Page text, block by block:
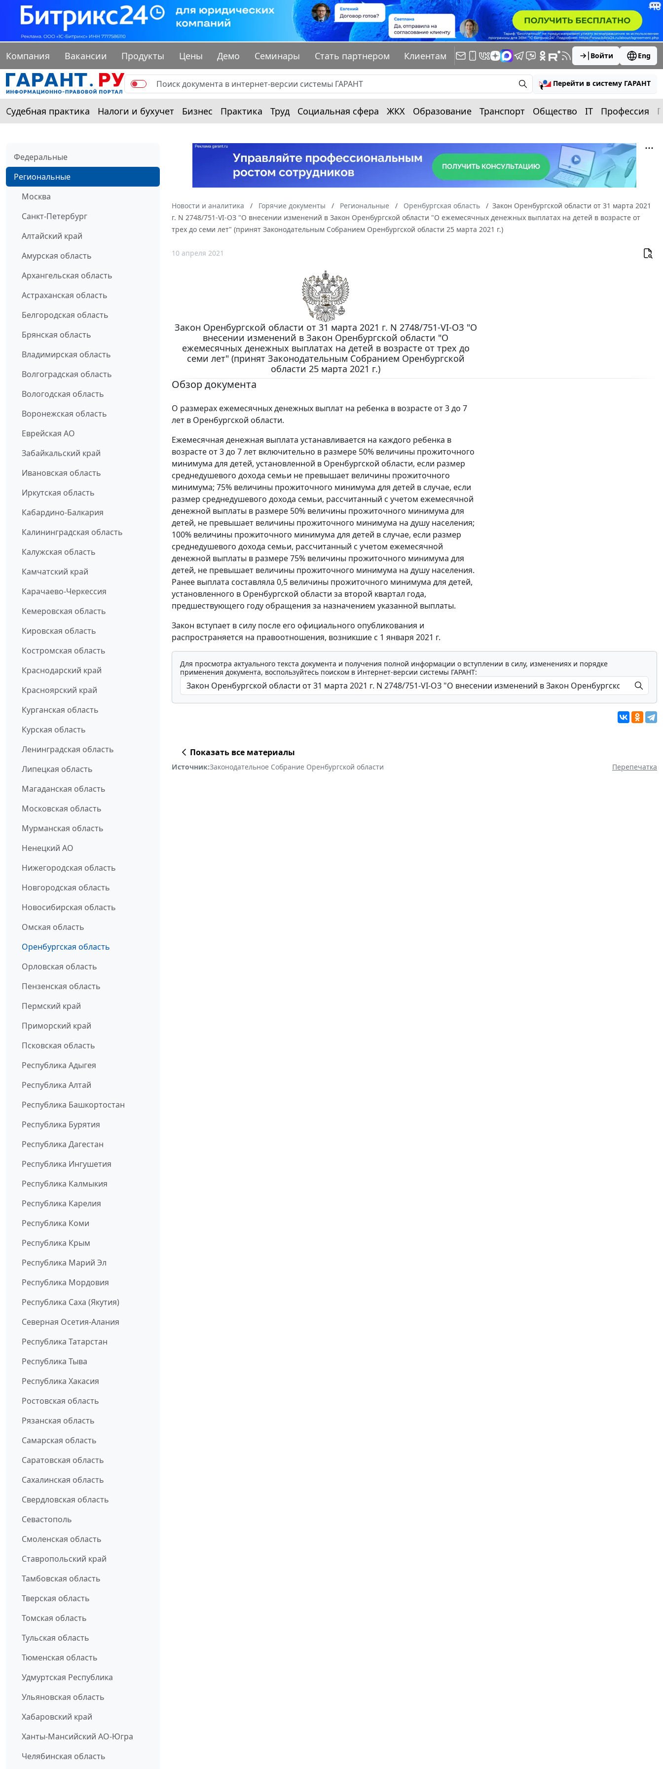
Компания Вакансии Продукты Цены Демо Семинары Стать партнером Клиентам Войти Eng
Перейти в систему ГАРАНТ
Судебная практика Налоги и бухучет Бизнес Практика Труд Социальная сфера ЖКХ Образование Транспорт Общество IT Профессия
Федеральные
Региональные
Москва
Санкт-Петербург
Алтайский край
Амурская область
Архангельская область
Астраханская область
Белгородская область
Брянская область
Владимирская область
Волгоградская область
Вологодская область
Воронежская область
Еврейская АО
Забайкальский край
Ивановская область
Иркутская область
Кабардино-Балкария
Калининградская область
Калужская область
Камчатский край
Карачаево-Черкессия
Кемеровская область
Кировская область
Костромская область
Краснодарский край
Красноярский край
Курганская область
Курская область
Ленинградская область
Липецкая область
Магаданская область
Московская область
Мурманская область
Ненецкий АО
Нижегородская область
Новгородская область
Новосибирская область
Омская область
Оренбургская область
Орловская область
Пензенская область
Пермский край
Приморский край
Псковская область
Республика Адыгея
Республика Алтай
Республика Башкортостан
Республика Бурятия
Республика Дагестан
Республика Ингушетия
Республика Калмыкия
Республика Карелия
Республика Коми
Республика Крым
Республика Марий Эл
Республика Мордовия
Республика Саха (Якутия)
Северная Осетия-Алания
Республика Татарстан
Республика Тыва
Республика Хакасия
Ростовская область
Рязанская область
Самарская область
Саратовская область
Сахалинская область
Свердловская область
Севастополь
Смоленская область
Ставропольский край
Тамбовская область
Тверская область
Томская область
Тульская область
Тюменская область
Удмуртская Республика
Ульяновская область
Хабаровский край
Ханты-Мансийский АО-Югра
Челябинская область
Новости и аналитика Горячие документы Региональные Оренбургская область
Закон Оренбургской области от 31 марта 2021
г. N 2748/751-VI-ОЗ "О внесении изменений в Закон Оренбургской области "О ежемесячных денежных выплатах на детей в возрасте от
трех до семи лет" (принят Законодательным Собранием Оренбургской области 25 марта 2021 г.)
10 апреля 2021
Закон Оренбургской области от 31 марта 2021 г. N 2748/751-VI-ОЗ "О
внесении изменений в Закон Оренбургской области "О
ежемесячных денежных выплатах на детей в возрасте от трех до
семи лет" (принят Законодательным Собранием Оренбургской
области 25 марта 2021 г.)
Обзор документа
О размерах ежемесячных денежных выплат на ребенка в возрасте от 3 до 7
лет в Оренбургской области.
Ежемесячная денежная выплата устанавливается на каждого ребенка в
возрасте от 3 до 7 лет включительно в размере 50% величины прожиточного
минимума для детей, установленной в Оренбургской области, если размер
среднедушевого дохода семьи не превышает величины прожиточного
минимума; 75% величины прожиточного минимума для детей в случае, если
размер среднедушевого дохода семьи, рассчитанный с учетом ежемесячной
денежной выплаты в размере 50% величины прожиточного минимума для
детей, не превышает величины прожиточного минимума на душу населения;
100% величины прожиточного минимума для детей в случае, если размер
среднедушевого дохода семьи, рассчитанный с учетом ежемесячной
денежной выплаты в размере 75% величины прожиточного минимума для
детей, не превышает величины прожиточного минимума на душу населения.
Ранее выплата составляла 0,5 величины прожиточного минимума для детей,
установленного в Оренбургской области за второй квартал года,
предшествующего году обращения за назначением указанной выплаты.
Закон вступает в силу после его официального опубликования и
распространяется на правоотношения, возникшие с 1 января 2021 г.
Для просмотра актуального текста документа и получения полной информации о вступлении в силу, изменениях и порядке
применения документа, воспользуйтесь поиском в Интернет-версии системы ГАРАНТ:
Показать все материалы
Источник:Законодательное Собрание Оренбургской области Перепечатка